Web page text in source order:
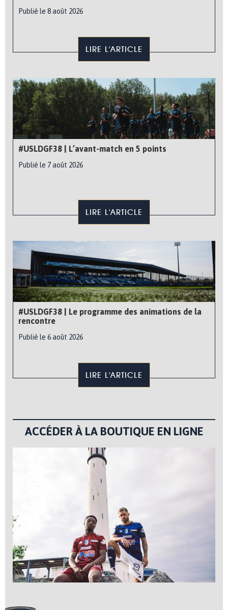
Publié le 8 août 2026
LIRE L'ARTICLE
#USLDGF38 | L’avant-match en 5 points
Publié le 7 août 2026
LIRE L'ARTICLE
#USLDGF38 | Le programme des animations de la
rencontre
Publié le 6 août 2026
LIRE L'ARTICLE
ACCÉDER À LA BOUTIQUE EN LIGNE